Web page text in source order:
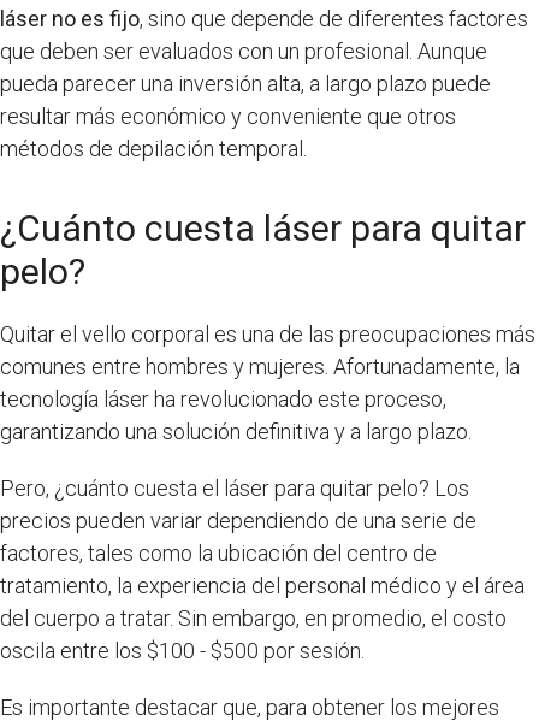
láser no es fijo, sino que depende de diferentes factores
que deben ser evaluados con un profesional. Aunque
pueda parecer una inversión alta, a largo plazo puede
resultar más económico y conveniente que otros
métodos de depilación temporal.
¿Cuánto cuesta láser para quitar
pelo?
Quitar el vello corporal es una de las preocupaciones más
comunes entre hombres y mujeres. Afortunadamente, la
tecnología láser ha revolucionado este proceso,
garantizando una solución definitiva y a largo plazo.
Pero, ¿cuánto cuesta el láser para quitar pelo? Los
precios pueden variar dependiendo de una serie de
factores, tales como la ubicación del centro de
tratamiento, la experiencia del personal médico y el área
del cuerpo a tratar. Sin embargo, en promedio, el costo
oscila entre los $100 - $500 por sesión.
Es importante destacar que, para obtener los mejores